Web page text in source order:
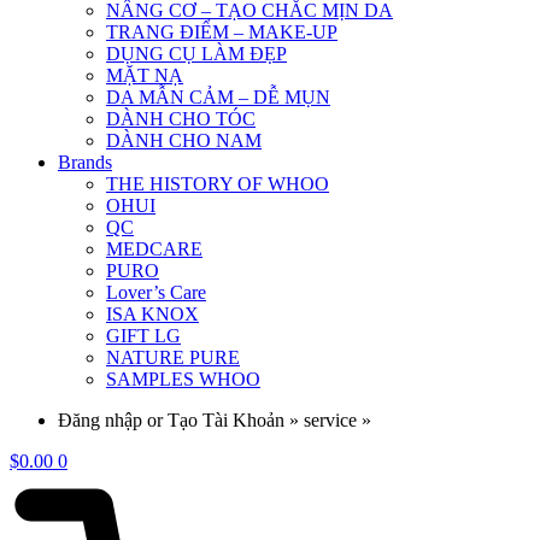
NÂNG CƠ – TẠO CHẮC MỊN DA
TRANG ĐIỂM – MAKE-UP
DỤNG CỤ LÀM ĐẸP
MẶT NẠ
DA MẪN CẢM – DỄ MỤN
DÀNH CHO TÓC
DÀNH CHO NAM
Brands
THE HISTORY OF WHOO
OHUI
QC
MEDCARE
PURO
Lover’s Care
ISA KNOX
GIFT LG
NATURE PURE
SAMPLES WHOO
Đăng nhập or Tạo Tài Khoản » service »
$0.00 0